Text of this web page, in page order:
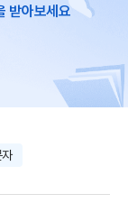
받아보세요